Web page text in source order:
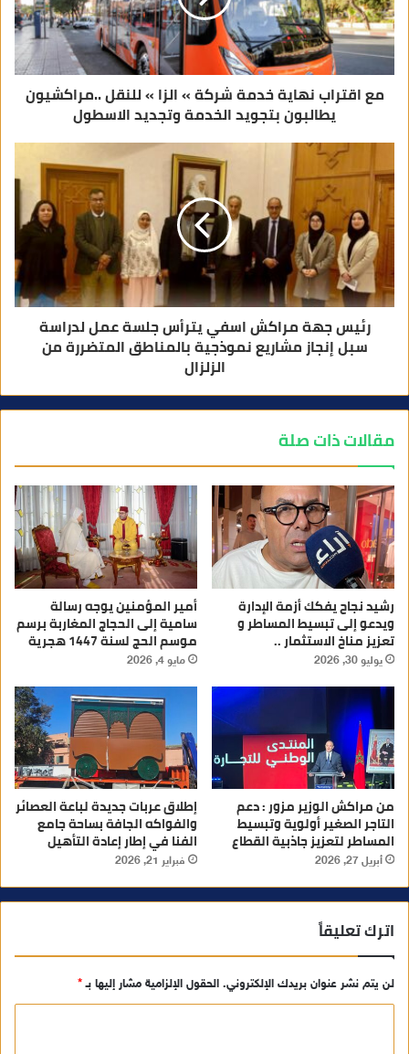
و
ن
ي
مع اقتراب نهاية خدمة شركة » الزا » للنقل ..مراكشيون
يطالبون بتجويد الخدمة وتجديد الاسطول
رئيس جهة مراكش اسفي يترأس جلسة عمل لدراسة
سبل إنجاز مشاريع نموذجية بالمناطق المتضررة من
الزلزال
مقالات ذات صلة
رشيد نجاح يفكك أزمة الإدارة
ويدعو إلى تبسيط المساطر و
تعزيز مناخ الاستثمار ..
يوليو 30, 2026
أمير المؤمنين يوجه رسالة
سامية إلى الحجاج المغاربة برسم
موسم الحج لسنة 1447 هجرية
مايو 4, 2026
من مراكش الوزير مزور : دعم
التاجر الصغير أولوية وتبسيط
المساطر لتعزيز جاذبية القطاع
أبريل 27, 2026
إطلاق عربات جديدة لباعة العصائر
والفواكه الجافة بساحة جامع
الفنا في إطار إعادة التأهيل
فبراير 21, 2026
اترك تعليقاً
لن يتم نشر عنوان بريدك الإلكتروني. الحقول الإلزامية مشار إليها بـ*